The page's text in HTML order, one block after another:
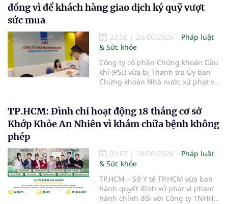
tiền 149 triệu đồng do nhiều vi
phạm trong hoạt động khám, chữa
đồng vì để khách hàng giao dịch ký quỹ vượt
sức mua
23:50 | 20/06/2026
Pháp luật
& Sức khỏe
Công ty cổ phần Chứng khoán Dầu
khí (PSI) vừa bị Thanh tra Ủy ban
Chứng khoán Nhà nước xử phạt vi
khoán.
TP.HCM: Đình chỉ hoạt động 18 tháng cơ sở
Khớp Khỏe An Nhiên vì khám chữa bệnh không
phép
09:07 | 18/06/2026
Pháp luật
& Sức khỏe
TP.HCM – Sở Y tế TP.HCM vừa ban
hành quyết định xử phạt vi phạm
hành chính đối với Công ty TNHH